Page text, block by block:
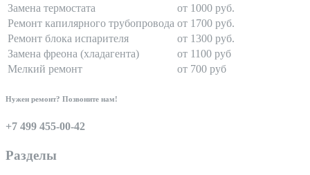
Замена термостата
от 1000 руб.
Ремонт капилярного трубопровода от 1700 руб.
Ремонт блока испарителя
от 1300 руб.
Замена фреона (хладагента)
от 1100 руб
Мелкий ремонт
от 700 руб
Нужен ремонт? Позвоните нам!
+7 499 455-00-42
Разделы